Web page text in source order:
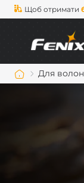
Щоб отримати
Для